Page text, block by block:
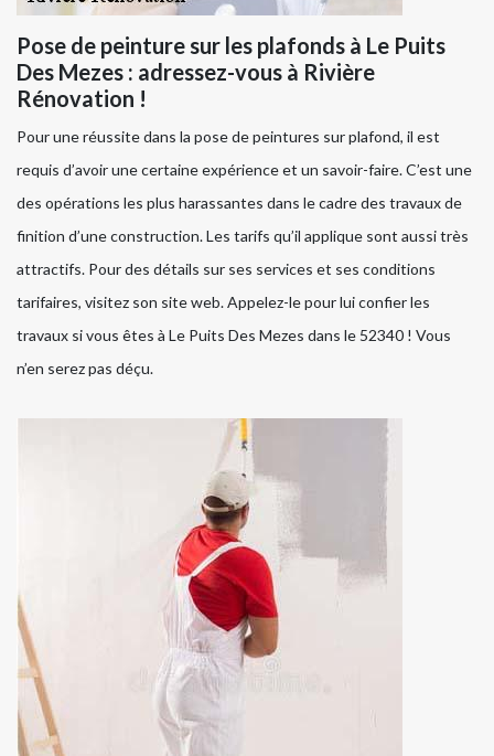
Pose de peinture sur les plafonds à Le Puits
Des Mezes : adressez-vous à Rivière
Rénovation !
Pour une réussite dans la pose de peintures sur plafond, il est
requis d’avoir une certaine expérience et un savoir-faire. C’est une
des opérations les plus harassantes dans le cadre des travaux de
finition d’une construction. Les tarifs qu’il applique sont aussi très
attractifs. Pour des détails sur ses services et ses conditions
tarifaires, visitez son site web. Appelez-le pour lui confier les
travaux si vous êtes à Le Puits Des Mezes dans le 52340 ! Vous
n’en serez pas déçu.